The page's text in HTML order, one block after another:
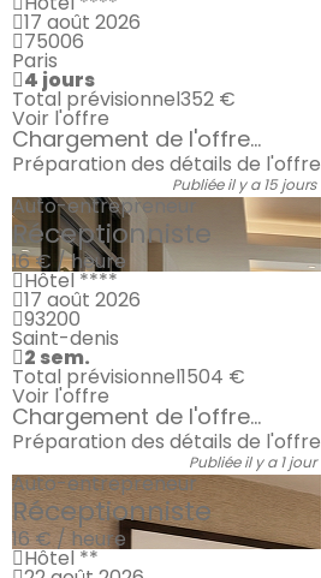
17 août 2026
75006
Paris
4 jours
Total prévisionnel352 €
Voir l'offre
Chargement de l'offre...
Préparation des détails de l'offre
Publiée il y a 15 jours
Auto-entrepreneur
Réceptionniste
16 € / heure
Hôtel ****
17 août 2026
93200
Saint-denis
2 sem.
Total prévisionnel1504 €
Voir l'offre
Chargement de l'offre...
Préparation des détails de l'offre
Publiée il y a 1 jour
Auto-entrepreneur
Réceptionniste
16 € / heure
Hôtel **